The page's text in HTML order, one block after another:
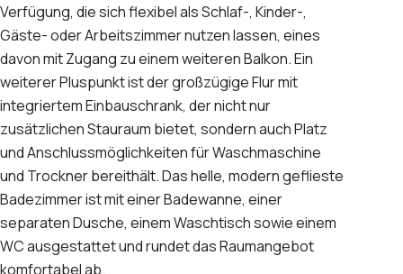
Verfügung, die sich flexibel als Schlaf-, Kinder-,
Gäste- oder Arbeitszimmer nutzen lassen, eines
davon mit Zugang zu einem weiteren Balkon. Ein
weiterer Pluspunkt ist der großzügige Flur mit
integriertem Einbauschrank, der nicht nur
zusätzlichen Stauraum bietet, sondern auch Platz
und Anschlussmöglichkeiten für Waschmaschine
und Trockner bereithält. Das helle, modern geflieste
Badezimmer ist mit einer Badewanne, einer
separaten Dusche, einem Waschtisch sowie einem
WC ausgestattet und rundet das Raumangebot
komfortabel ab.